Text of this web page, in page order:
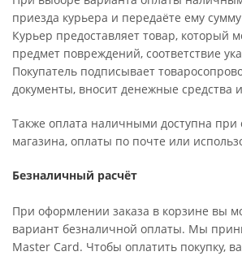
приезда курьера и передаёте ему
Курьер предоставляет товар, который
предмет повреждений, соответствие
Покупатель подписывает
документы, вносит денежные средства
Также оплата наличными доступна при
магазина, оплаты по почте или
Безналичный расчёт
При оформлении заказа в корзине вы
вариант безналичной оплаты. Мы
Master Card. Чтобы оплатить покупку,